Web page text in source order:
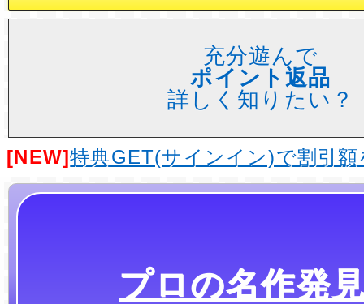
充分遊んで
ポイント返品
詳しく知りたい？
[NEW]特典GET(サインイン)で割引
プロの名作発